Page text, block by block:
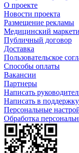
О проекте
Новости проекта
Размещение рекламы
Медицинский
Публичный договор
Доставка
Пользовательское
Способы оплаты
Вакансии
Партнеры
Написать
Написать в поддержку
Персональные
Обработка